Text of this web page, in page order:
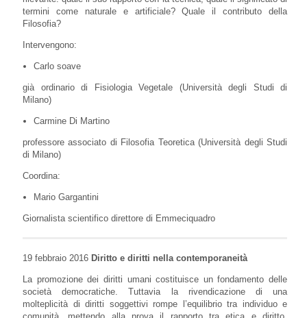
termini come naturale e artificiale? Quale il contributo della
Filosofia?
Intervengono:
Carlo soave
già ordinario di Fisiologia Vegetale (Università degli Studi di
Milano)
Carmine Di Martino
professore associato di Filosofia Teoretica (Università degli Studi
di Milano)
Coordina:
Mario Gargantini
Giornalista scientifico direttore di Emmeciquadro
19 febbraio 2016 Diritto e diritti nella contemporaneità
La promozione dei diritti umani costituisce un fondamento delle
società democratiche. Tuttavia la rivendicazione di una
molteplicità di diritti soggettivi rompe l’equilibrio tra individuo e